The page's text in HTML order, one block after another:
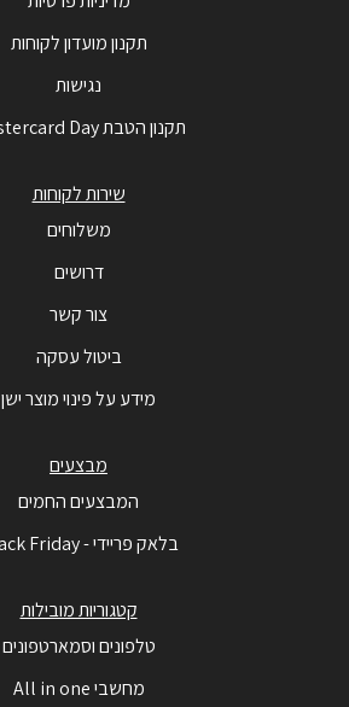
תקנון מועדון לקוחות
נגישות
תקנון הטבת Mastercard Day
שירות לקוחות
משלוחים
דרושים
צור קשר
ביטול עסקה
מידע על פינוי מוצר ישן
מבצעים
המבצעים החמים
בלאק פריידי - Black Friday
קטגוריות מובילות
טלפונים וסמארטפונים
מחשבי All in one